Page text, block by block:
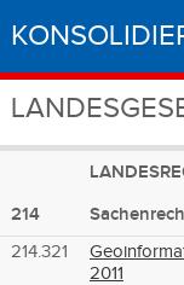
214
214.321
2011